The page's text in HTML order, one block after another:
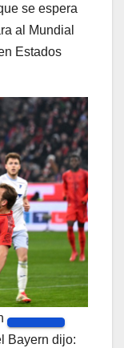
se espera
al Mundial
Estados
Bayern dijo: